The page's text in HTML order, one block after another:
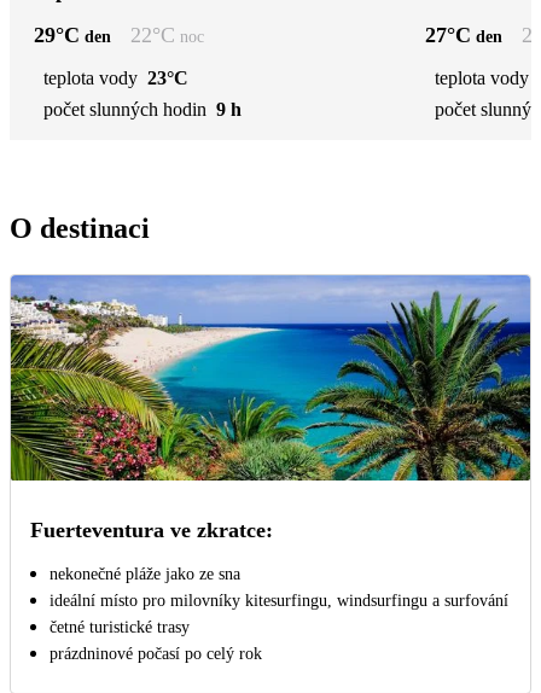
29°C den 22°C noc
teplota vody 23°C
počet slunných hodin 9 h
27°C den
teplota vody
počet
O destinaci
Fuerteventura ve zkratce:
nekonečné pláže jako ze sna
ideální místo pro milovníky kitesurfingu, windsurfingu a surfování
četné turistické trasy
prázdninové počasí po celý rok